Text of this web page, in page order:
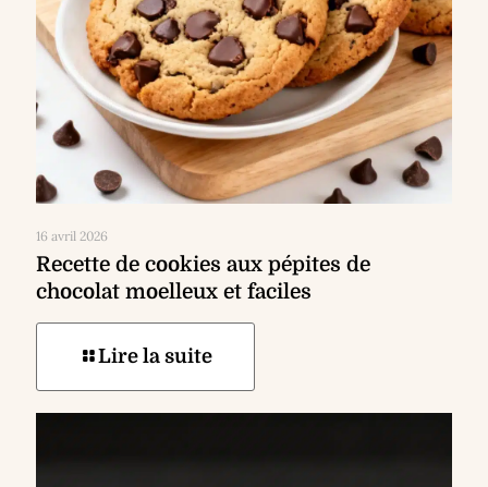
16 avril 2026
Recette de cookies aux pépites de
chocolat moelleux et faciles
Lire la suite